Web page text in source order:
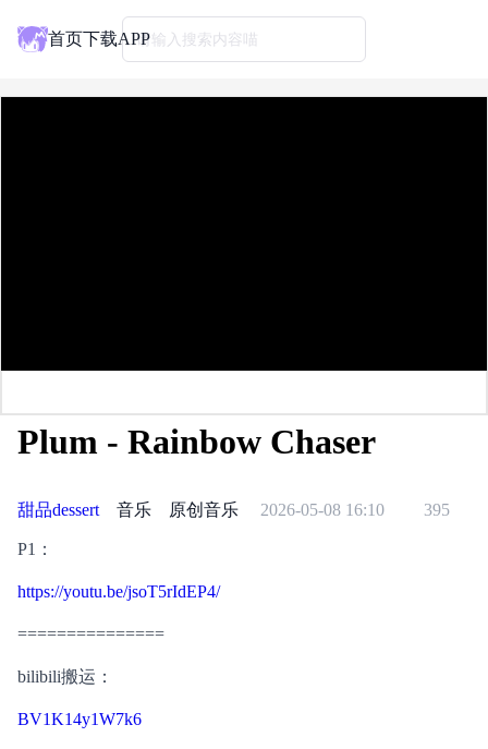
首页下载APP请输入搜索内容喵
Plum - Rainbow Chaser
甜品dessert 音乐 原创音乐 2026-05-08 16:10 395
P1：
https://youtu.be/jsoT5rIdEP4/
===============
bilibili搬运：
BV1K14y1W7k6